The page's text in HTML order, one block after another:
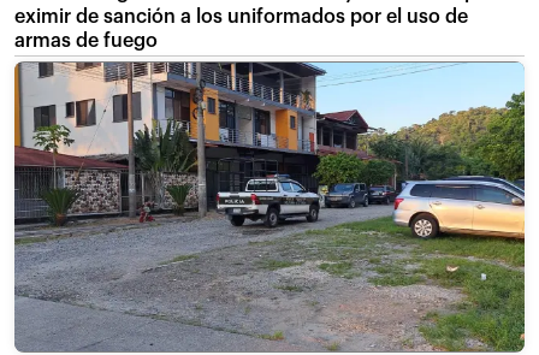
eximir de sanción a los uniformados por el uso de
armas de fuego